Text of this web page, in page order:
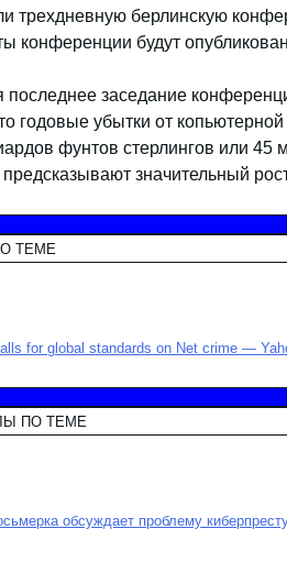
трехдневную берлинскую
конференции будут
последнее заседание
годовые убытки от
фунтов стерлингов или
значительный рост
ТЕМЕ
for global standards on Net crime —
ПО ТЕМЕ
обсуждает проблему